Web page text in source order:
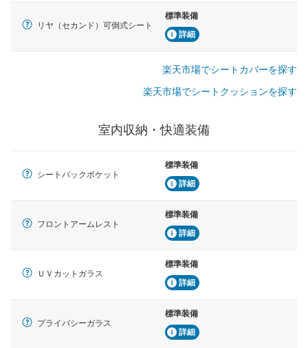
リヤ（セカンド）可倒式シート
標準装備
詳細
楽天市場でシートカバーを探す
楽天市場でシートクッションを探す
室内収納・快適装備
シートバックポケット
標準装備
詳細
フロントアームレスト
標準装備
詳細
ＵＶカットガラス
標準装備
詳細
プライバシーガラス
標準装備
詳細